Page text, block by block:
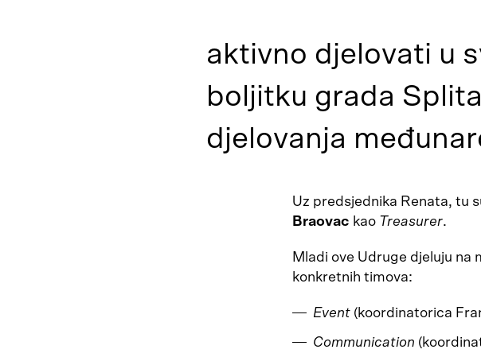
aktivno djelovati u
boljitku grada
djelovanja
Uz predsjednika Renata, tu
Braovac kao Treasurer.
Mladi ove Udruge djeluju na
konkretnih timova:
Event (koordinatorica
Communication